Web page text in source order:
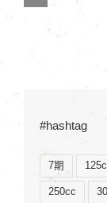
#hashtag
7期
250cc